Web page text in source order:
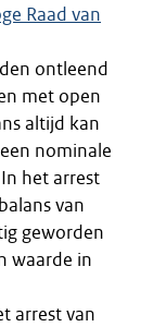
Raad van
ontleend
met open
altijd kan
nominale
het arrest
van
geworden
waarde in
arrest van